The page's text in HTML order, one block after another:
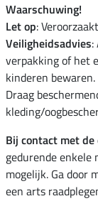
Waarschuwing!
Let op:
Veiligheidsadvies:
verpakking of het
kinderen
Draag
kleding/
Bij contact met de
gedurende
mogelijk. Ga door
een arts